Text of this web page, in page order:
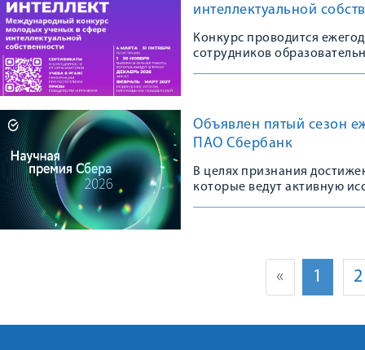
интеллектуальной
Конкурс проводится
сотрудников
Объявлен пятый сезон
ПАО Сбербанк
В целях признания
которые ведут активную
« 1 2